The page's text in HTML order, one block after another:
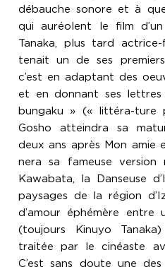
débauche sonore et à
qui auréolent le film
Tanaka, plus tard
tenait un de ses
c’est en adaptant des
et en donnant ses
bungaku » (« littéra-
Gosho atteindra sa
deux ans après Mon amie
nera sa fameuse
Kawabata, la Danseuse
paysages de la région
d’amour éphémère entre
(toujours Kinuyo
traitée par le cinéaste
C’est sans doute une